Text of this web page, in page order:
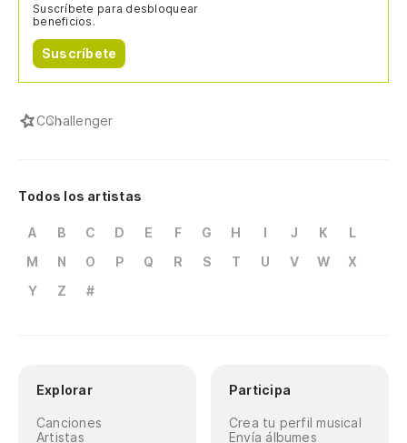
Suscríbete para desbloquear
beneficios.
Suscríbete
CChallenger
Todos los artistas
A B C D E F G H I J K
L
M
N O P Q R S T U V W
X
Y
Z #
Explorar
Canciones
Artistas
Participa
Crea tu perfil musical
Envía álbumes